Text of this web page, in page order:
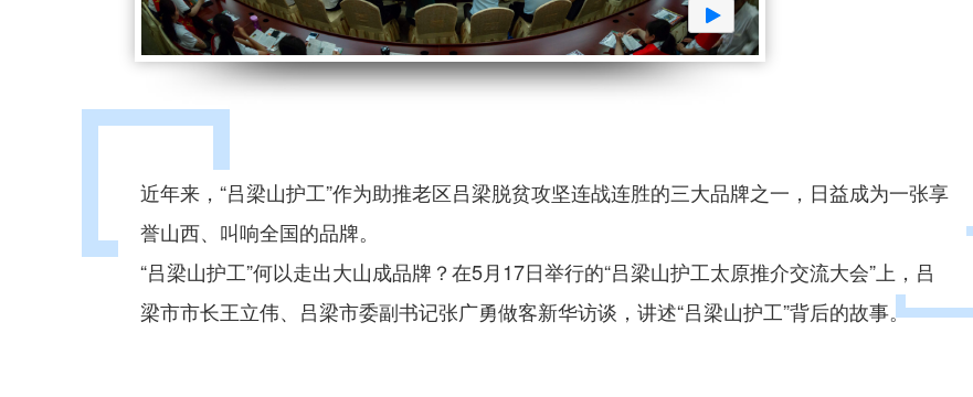
近年来，“吕梁山护工”作为助推老区吕梁脱贫攻坚连战连胜的三大品牌之一，日益成为一张享
誉山西、叫响全国的品牌。
“吕梁山护工”何以走出大山成品牌？在5月17日举行的“吕梁山护工太原推介交流大会”上，吕
梁市市长王立伟、吕梁市委副书记张广勇做客新华访谈，讲述“吕梁山护工”背后的故事。